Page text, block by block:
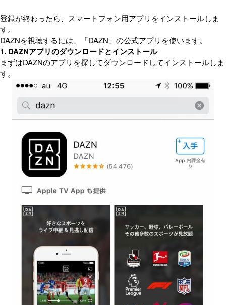
登録が終わったら、スマートフォン用アプリをインストールしま
す。
DAZNを視聴するには、「DAZN」の公式アプリを使います。
1. DAZNアプリのダウンロードとインストール
まずはDAZNのアプリを探してダウンロードしてインストールしま
す。